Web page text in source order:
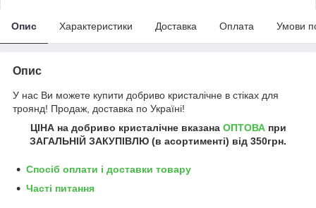
Опис Характеристики Доставка Оплата Умови
Опис
У нас Ви можете купити добриво кристалічне в стіках для
троянд! Продаж, доставка по Україні!
ЦІНА на добриво кристалічне вказана ОПТОВАпри
ЗАГАЛЬНІЙ ЗАКУПІВЛЮ (в асортименті) від 350грн.
Спосіб оплати і доставки товару
Часті питання